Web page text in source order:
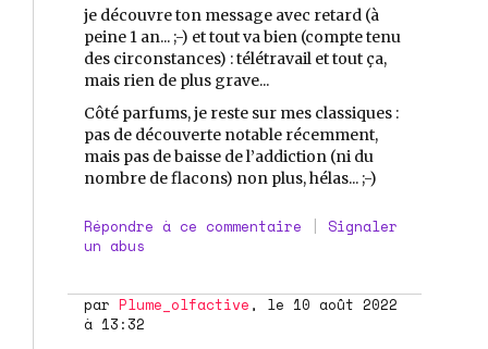
je découvre ton message avec retard (à
peine 1 an... ;-) et tout va bien (compte tenu
des circonstances) : télétravail et tout ça,
mais rien de plus grave...
Côté parfums, je reste sur mes classiques :
pas de découverte notable récemment,
mais pas de baisse de l’addiction (ni du
nombre de flacons) non plus, hélas... ;-)
Répondre à ce commentaire | Signaler
un abus
par Plume_olfactive , le 10 août 2022
à 13:32